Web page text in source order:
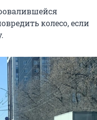
колесо, если